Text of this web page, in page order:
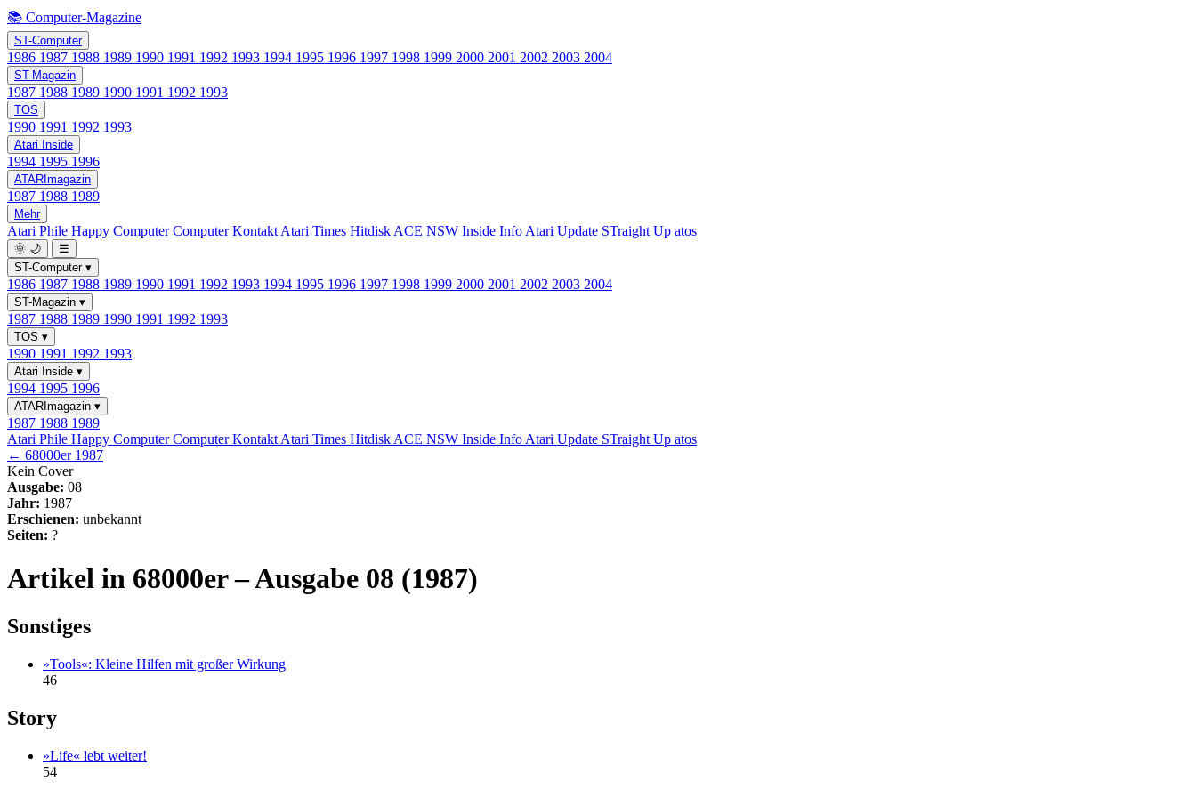
📚 Computer-Magazine
ST-Computer
1986 1987 1988 1989 1990 1991 1992 1993 1994 1995 1996 1997 1998 1999 2000 2001 2002 2003 2004
ST-Magazin
1987 1988 1989 1990 1991 1992 1993
TOS
1990 1991 1992 1993
Atari Inside
1994 1995 1996
ATARImagazin
1987 1988 1989
Mehr
Atari Phile Happy ComputerComputer Kontakt Atari Times Hitdisk ACE NSW Inside Info Atari Update STraight Up atos
🌞 🌙
☰
ST-Computer ▾
1986 1987 1988 1989 1990 1991 1992 1993 1994 1995 1996 1997 1998 1999 2000 2001 2002 2003 2004
ST-Magazin ▾
1987 1988 1989 1990 1991 1992 1993
TOS ▾
1990 1991 1992 1993
Atari Inside ▾
1994 1995 1996
ATARImagazin ▾
1987 1988 1989
Atari Phile Happy ComputerComputer Kontakt Atari Times Hitdisk ACE NSW Inside Info Atari Update STraight Up atos
← 68000er 1987
Kein Cover
Ausgabe: 08
Jahr: 1987
Erschienen: unbekannt
Seiten: ?
Artikel in 68000er – Ausgabe 08 (1987)
Sonstiges
»Tools«: Kleine Hilfen mit großer Wirkung
46
Story
»Life« lebt weiter!
54